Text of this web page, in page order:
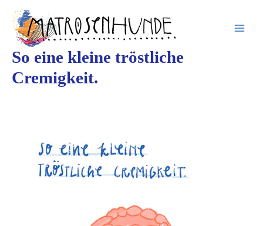
springen
Inhalt
springen
So eine kleine tröstliche
Cremigkeit.